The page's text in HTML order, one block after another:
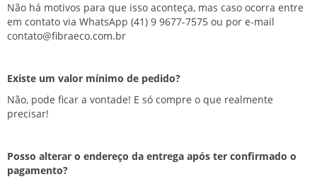
Não há motivos para que isso aconteça, mas caso ocorra entre
em contato via WhatsApp (41) 9 9677-7575 ou por e-mail
contato@fibraeco.com.br
Existe um valor mínimo de pedido?
Não, pode ficar a vontade! E só compre o que realmente
precisar!
Posso alterar o endereço da entrega após ter confirmado o
pagamento?